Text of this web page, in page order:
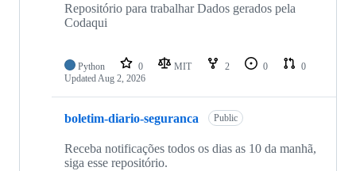
Repositório para trabalhar Dados gerados pela
Codaqui
Python 0 MIT 2 0
0
UpdatedAug 2, 2026
boletim-diario-seguranca Public
Receba notificações todos os dias as 10 da manhã,
siga esse repositório.